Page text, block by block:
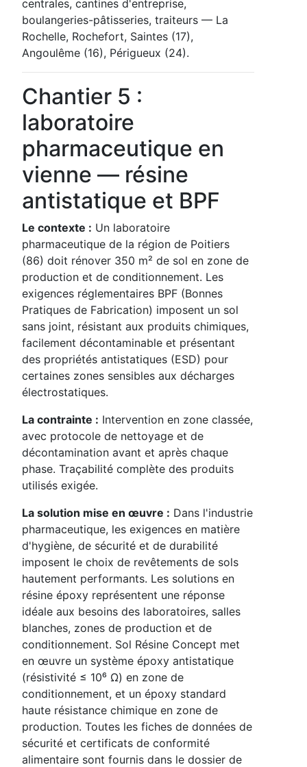
centrales, cantines d'entreprise,
boulangeries-pâtisseries, traiteurs — La
Rochelle, Rochefort, Saintes (17),
Angoulême (16), Périgueux (24).
Chantier 5 :
laboratoire
pharmaceutique en
vienne — résine
antistatique et BPF
Le contexte : Un laboratoire
pharmaceutique de la région de Poitiers
(86) doit rénover 350 m² de sol en zone de
production et de conditionnement. Les
exigences réglementaires BPF (Bonnes
Pratiques de Fabrication) imposent un sol
sans joint, résistant aux produits chimiques,
facilement décontaminable et présentant
des propriétés antistatiques (ESD) pour
certaines zones sensibles aux décharges
électrostatiques.
La contrainte : Intervention en zone classée,
avec protocole de nettoyage et de
décontamination avant et après chaque
phase. Traçabilité complète des produits
utilisés exigée.
La solution mise en œuvre : Dans l'industrie
pharmaceutique, les exigences en matière
d'hygiène, de sécurité et de durabilité
imposent le choix de revêtements de sols
hautement performants. Les solutions en
résine époxy représentent une réponse
idéale aux besoins des laboratoires, salles
blanches, zones de production et de
conditionnement. Sol Résine Concept met
en œuvre un système époxy antistatique
(résistivité ≤ 10⁶ Ω) en zone de
conditionnement, et un époxy standard
haute résistance chimique en zone de
production. Toutes les fiches de données de
sécurité et certificats de conformité
alimentaire sont fournis dans le dossier de